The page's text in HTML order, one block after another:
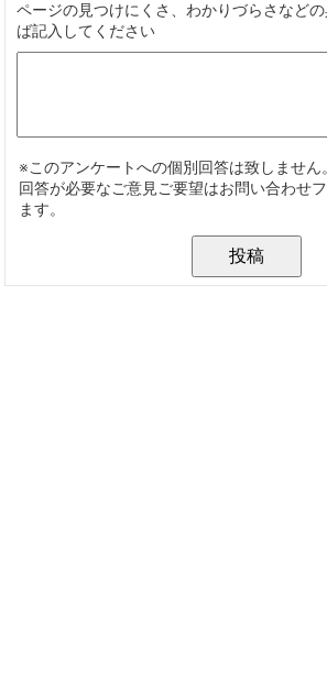
ページの見つけにくさ、わかりづらさなど
ば記入してください
※このアンケートへの個別回答は致しません。
回答が必要なご意見ご要望はお問い合わせ
ます。